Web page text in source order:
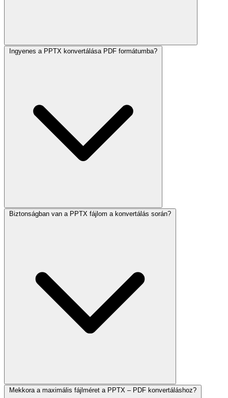
Ingyenes a PPTX konvertálása PDF formátumba?
Biztonságban van a PPTX fájlom a konvertálás során?
Mekkora a maximális fájlméret a PPTX – PDF konvertáláshoz?